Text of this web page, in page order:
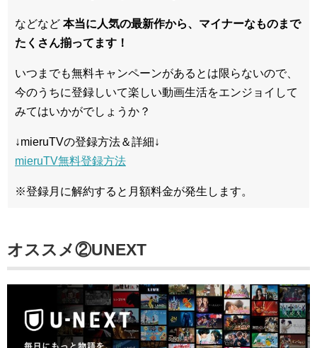
などなど 本当に人気の最新作から、マイナーなものまで
たくさん揃ってます！
いつまでも無料キャンペーンがあるとは限らないので、
今のうちに登録しいて楽しい動画生活をエンジョイして
みてはいかがでしょうか？
↓mieruTVの登録方法＆詳細↓
mieruTV無料登録方法
※登録月に解約すると月額料金が発生します。
オススメ②UNEXT